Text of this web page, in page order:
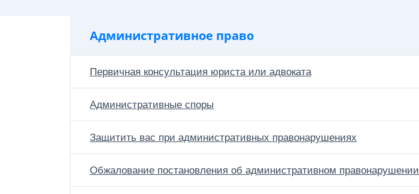
Административное право
Первичная консультация юриста или адвоката
Административные споры
Защитить вас при административных правонарушениях
Обжалование постановления об административном правонарушении